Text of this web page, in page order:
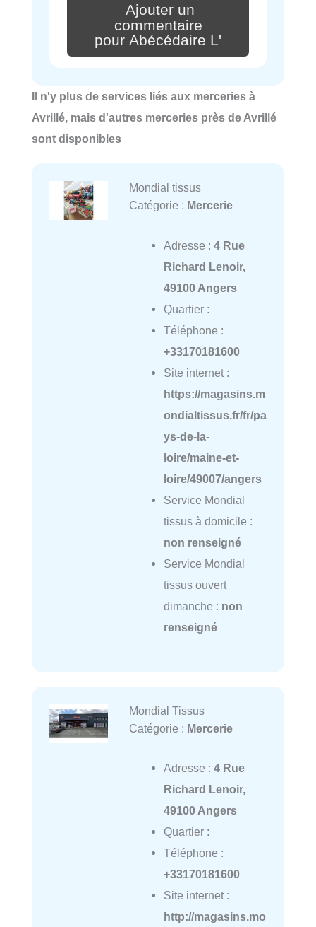
Ajouter un
commentaire
pour Abécédaire L'
Il n'y plus de services liés aux merceries à
Avrillé, mais d'autres merceries près de Avrillé
sont disponibles
Mondial tissus
Catégorie : Mercerie
Adresse : 4 Rue
Richard Lenoir,
49100 Angers
Quartier :
Téléphone :
+33170181600
Site internet :
https://magasins.m
ondialtissus.fr/fr/pa
ys-de-la-
loire/maine-et-
loire/49007/angers
Service Mondial
tissus à domicile :
non renseigné
Service Mondial
tissus ouvert
dimanche : non
renseigné
Mondial Tissus
Catégorie : Mercerie
Adresse : 4 Rue
Richard Lenoir,
49100 Angers
Quartier :
Téléphone :
+33170181600
Site internet :
http://magasins.mo